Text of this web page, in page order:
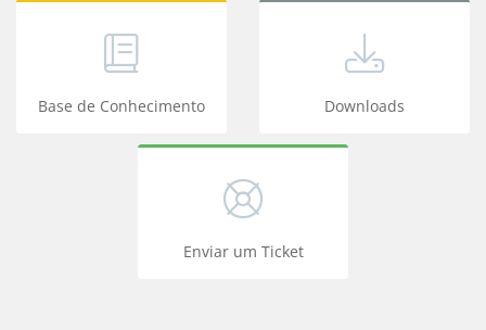
Base de Conhecimento Downloads
Enviar um Ticket